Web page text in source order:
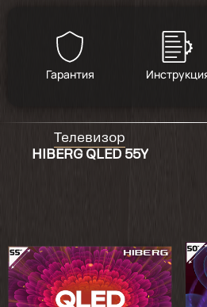
Гарантия
Телевизор
HIBERG QLED 55Y